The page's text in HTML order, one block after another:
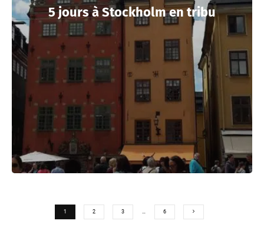
5 jours à Stockholm en tribu
1 2 3 6